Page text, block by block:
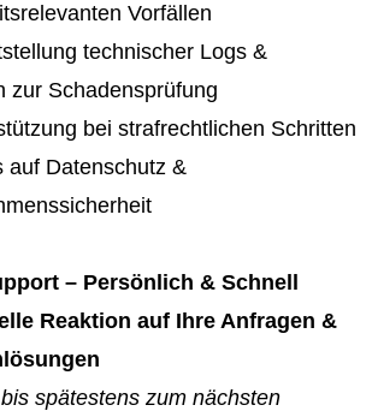
Vorfällen
technischer Logs &
zur Schadensprüfung
bei strafrechtlichen Schritten
auf Datenschutz &
– Persönlich & Schnell
Reaktion auf Ihre Anfragen &
spätestens zum nächsten